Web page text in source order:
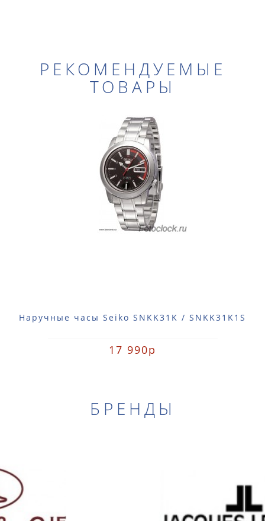
РЕКОМЕНДУЕМЫЕ
ТОВАРЫ
Наручные часы Seiko SNKK31K / SNKK31K1S
17 990р
БРЕНДЫ